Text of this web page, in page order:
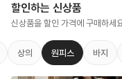
할인하는 신상품
신상품을 할인 가격에 구매하세
상의 원피스 바지